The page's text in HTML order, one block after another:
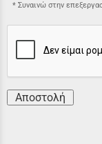
Συναινώ στην
Αποστολή